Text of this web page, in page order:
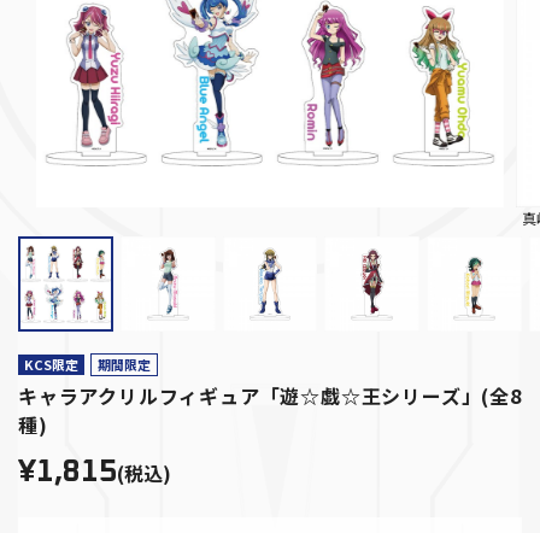
KCS限定 期間限定
キャラアクリルフィギュア「遊☆戯☆王シリーズ」(全8
種)
¥1,815(税込)